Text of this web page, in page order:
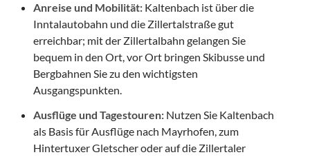
Anreise und Mobilität: Kaltenbach ist über die
Inntalautobahn und die Zillertalstraße gut
erreichbar; mit der Zillertalbahn gelangen Sie
bequem in den Ort, vor Ort bringen Skibusse und
Bergbahnen Sie zu den wichtigsten
Ausgangspunkten.
Ausflüge und Tagestouren: Nutzen Sie Kaltenbach
als Basis für Ausflüge nach Mayrhofen, zum
Hintertuxer Gletscher oder auf die Zillertaler